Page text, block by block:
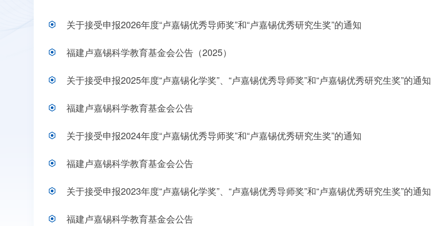
关于接受申报2026年度“卢嘉锡优秀导师奖”和“卢嘉锡优秀研究生奖”的通知
福建卢嘉锡科学教育基金会公告（2025）
关于接受申报2025年度“卢嘉锡化学奖”、“卢嘉锡优秀导师奖”和“卢嘉锡优秀研究生奖”的通知
福建卢嘉锡科学教育基金会公告
关于接受申报2024年度“卢嘉锡优秀导师奖”和“卢嘉锡优秀研究生奖”的通知
福建卢嘉锡科学教育基金会公告
关于接受申报2023年度“卢嘉锡化学奖”、“卢嘉锡优秀导师奖”和“卢嘉锡优秀研究生奖”的通知
福建卢嘉锡科学教育基金会公告